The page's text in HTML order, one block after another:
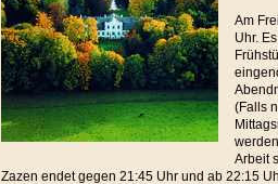
Am
Uhr.
(Falls
Arbeit
Zazen endet gegen 21:45 Uhr und ab 22:15